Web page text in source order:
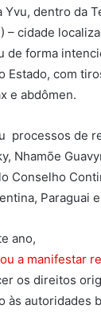
dentro da
cidade
de forma
Estado, com
e abdômen.
processos de
Nhamõe
Conselho
Paraguai
ano,
a manifestar
os direitos
às autoridades